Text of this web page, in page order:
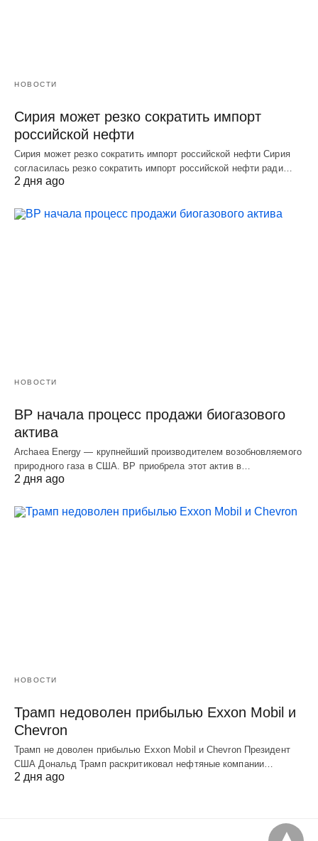
НОВОСТИ
Сирия может резко сократить импорт
российской нефти
Сирия может резко сократить импорт российской нефти Сирия
согласилась резко сократить импорт российской нефти ради…
2 дня ago
НОВОСТИ
BP начала процесс продажи биогазового
актива
Archaea Energy — крупнейший производителем возобновляемого
природного газа в США. BP приобрела этот актив в…
2 дня ago
НОВОСТИ
Трамп недоволен прибылью Exxon Mobil и
Chevron
Трамп не доволен прибылью Exxon Mobil и Chevron Президент
США Дональд Трамп раскритиковал нефтяные компании…
2 дня ago